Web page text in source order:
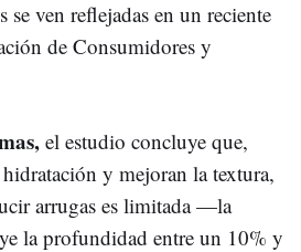
se ven reflejadas en un reciente
de Consumidores y
el estudio concluye que,
y mejoran la textura,
arrugas es limitada —la
la profundidad entre un 10% y